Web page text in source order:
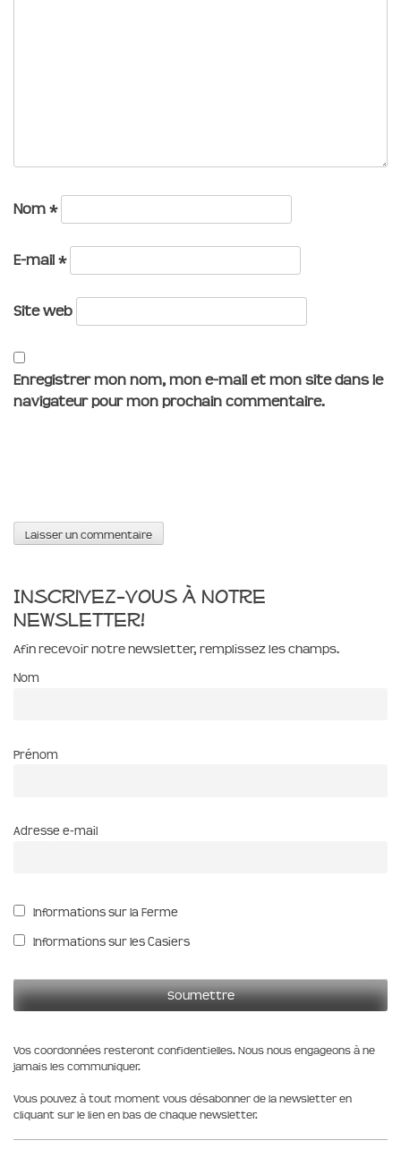
Nom *
E-mail *
Site web
Enregistrer mon nom, mon e-mail et mon site dans le
navigateur pour mon prochain commentaire.
Inscrivez-vous à notre
newsletter!
Afin recevoir notre newsletter, remplissez les champs.
Nom
Prénom
Adresse e-mail
Informations sur la Ferme
Informations sur les Casiers
Vos coordonnées resteront confidentielles. Nous nous engageons à ne
jamais les communiquer.
Vous pouvez à tout moment vous désabonner de la newsletter en
cliquant sur le lien en bas de chaque newsletter.